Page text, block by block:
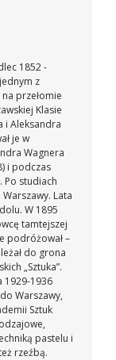
i w
salonowo-
talent
prac tego
z
1852 -
z
przełomie
Klasie
i Aleksandra
je w
Wagnera
i podczas
Po studiach
Lata
W 1895
tamtejszej
podróżował –
do grona
„Sztuka”.
1929-1936
Warszawy,
Sztuk
pastelu i
rzeźbą.